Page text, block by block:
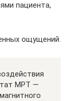
пациента,
ощущений.
МРТ —